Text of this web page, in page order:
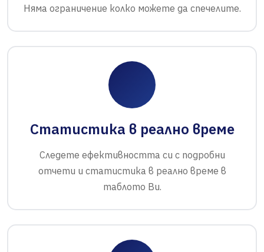
Няма ограничение колко можете да спечелите.
Статистика в реално време
Следете ефективността си с подробни
отчети и статистика в реално време в
таблото Ви.